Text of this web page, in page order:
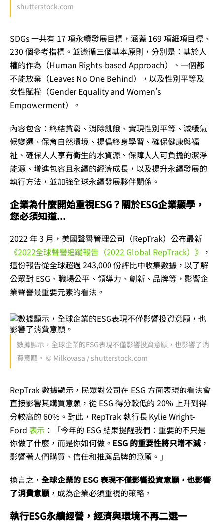
shutterstock.com
SDGs 一共有 17 項永續發展目標，涵蓋 169 項細項目標、
230 個參考指標。並遵循三個基本原則，分別是：基於人
權的作為（Human Rights-based Approach）、一個都
不能放棄（Leaves No One Behind），以及性別平等及
女性賦權（Gender Equality and Women's
Empowerment）。
內容包含：終結貧窮、消除飢餓、實現性別平等、減緩氣
候變遷、保育自然環境、提倡終身學習、確保健康與福
祉、確保人人享有衛生的水資源、保障人人可負擔的潔淨
能源、增進包容且永續的經濟成長，以及提升永續發展的
執行方法，並加強全球永續發展夥伴關係。
企業為什麼開始重視ESG？關於ESG企業顯學，
您必須知道...
2022 年 3 月，美國聲譽管理公司（RepTrak）公布最新
《2022全球聲譽追蹤報告（2022 Global RepTrack）》 ，
這份報告從全球超過 243,000 份評比中收集數據，以了解
公眾對 ESG、職場公平、領導力、創新、品牌等，影響企
業聲譽最重要元素的看法。
數據顯示，全球企業的ESG表現不僅影響投資意願，也影響了消
費意願。 © Milkovasa / shutterstock.com
RepTrak 數據顯示，民眾對公司在 ESG 方面表現的看法會
直接影響其購買意願，從 ESG 得分較低的 20% 上升到得
分較高的 60%。對此，RepTrak 執行長 Kylie Wright-
Ford 表示 ：「今年的 ESG 結果提醒我們：重要的不只是
你做了什麼，而是你如何做。 ESG 的重要性將只增不減，
影響著人們購買、信任和推薦品牌的意願。」
換言之， 全球企業的 ESG 表現不僅影響投資意願，也影響
了消費意願 ，成為企業必須重視的策略。
執行ESG永續經營 ，經濟與環境不再二選一